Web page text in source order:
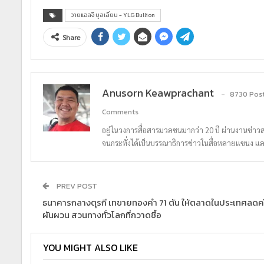
วายแอลจี บูลเลี่ยน - YLG Bullion
Share
Anusorn Keawprachant
8730
Comments
อยู่ในวงการสื่อสารมวลชนมากว่า 20 ปี ผ่านงานข่าว
จนกระทั่งได้เป็นบรรณาธิการข่าวในสื่อหลายแขนง แ
PREV POST
ธนาคารกลางตุรกี เทขายทองคำ 71 ตัน ให้ตลาดในประเทศลด
ผันผวน สวนทางทั่วโลกที่กวาดซื้อ
YOU MIGHT ALSO LIKE